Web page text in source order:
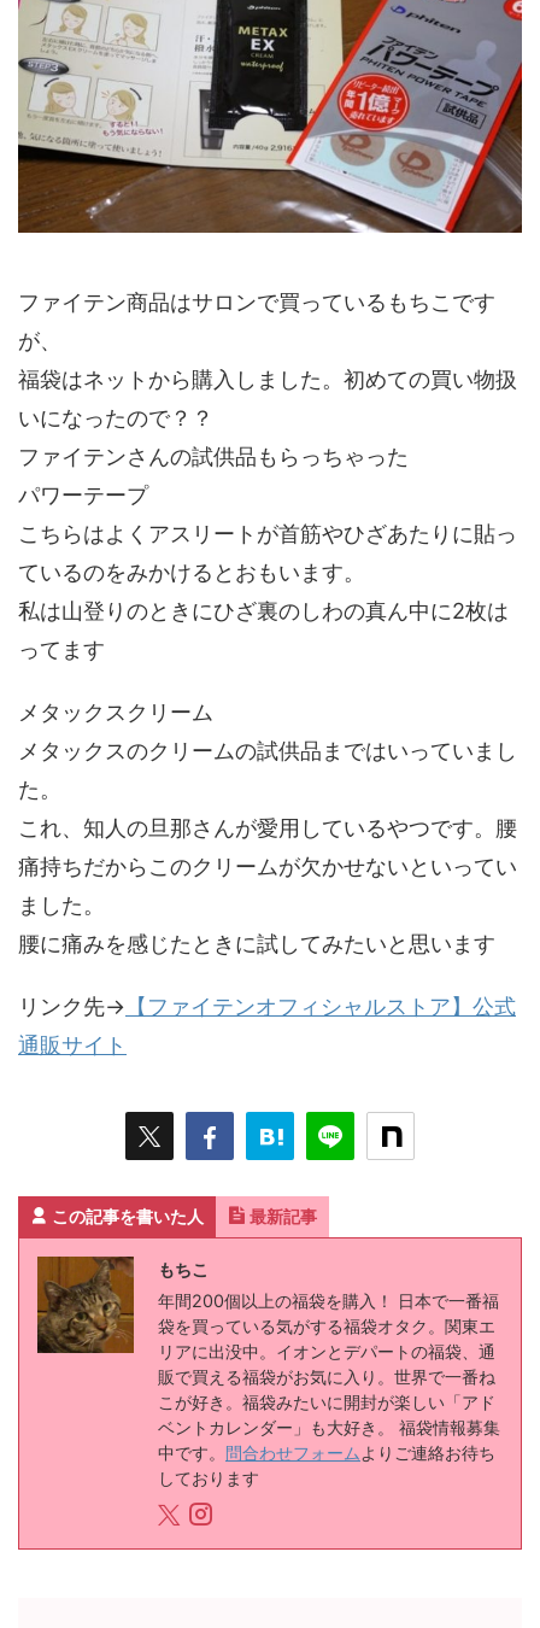
ファイテン商品はサロンで買っているもちこです
が、
福袋はネットから購入しました。初めての買い物扱
いになったので？？
ファイテンさんの試供品もらっちゃった
パワーテープ
こちらはよくアスリートが首筋やひざあたりに貼っ
ているのをみかけるとおもいます。
私は山登りのときにひざ裏のしわの真ん中に2枚は
ってます
メタックスクリーム
メタックスのクリームの試供品まではいっていまし
た。
これ、知人の旦那さんが愛用しているやつです。腰
痛持ちだからこのクリームが欠かせないといってい
ました。
腰に痛みを感じたときに試してみたいと思います
リンク先→ 【ファイテンオフィシャルストア】公式
通販サイト
この記事を書いた人 最新記事
もちこ
年間200個以上の福袋を購入！ 日本で一番福
袋を買っている気がする福袋オタク。関東エ
リアに出没中。イオンとデパートの福袋、通
販で買える福袋がお気に入り。世界で一番ね
こが好き。福袋みたいに開封が楽しい「アド
ベントカレンダー」も大好き。 福袋情報募集
中です。 問合わせフォーム よりご連絡お待ち
しております